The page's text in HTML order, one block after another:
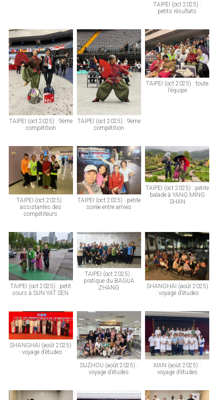
TAIPEI (oct 2025) :
petits résultats
TAIPEI (oct 2025) : 9ème
compétition
TAIPEI (oct 2025) : 9ème
compétition
TAIPEI (oct 2025) : toute
l’équipe
TAIPEI (oct 2025) :
assistantes des
compétiteurs
TAIPEI (oct 2025) : petite
soirée entre amies
TAIPEI (oct 2025) : petite
balade à YANG MING
SHAN
TAIPEI (oct 2025) : petit
cours à SUN YAT SEN
TAIPEI (oct 2025) :
pratique du BAGUA
ZHANG
SHANGHAI (août 2025)
: voyage d’études
SHANGHAI (août 2025)
: voyage d’études
SUZHOU (août 2025) :
voyage d’études
XIAN (août 2025) :
voyage d’études